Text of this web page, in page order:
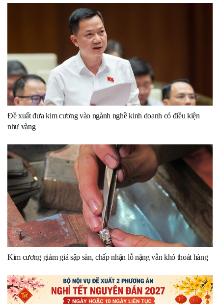
Đề xuất đưa kim cương vào ngành nghề kinh doanh có điều kiện
như vàng
Kim cương giảm giá sập sàn, chấp nhận lỗ nặng vẫn khó thoát hàng